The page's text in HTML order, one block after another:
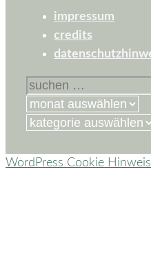
impressum
credits
suchen
nach:
kategorien
WordPress Cookie